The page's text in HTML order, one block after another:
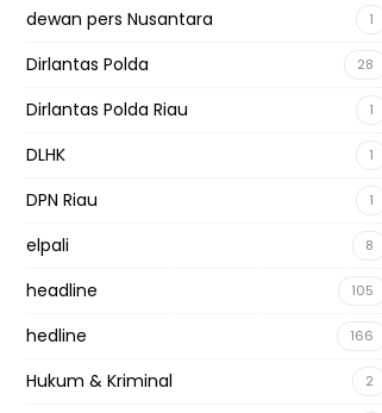
dewan pers Nusantara 1
Dirlantas Polda 28
Dirlantas Polda Riau 1
DLHK 1
DPN Riau 1
elpali 8
headline 105
hedline 166
Hukum & Kriminal 2